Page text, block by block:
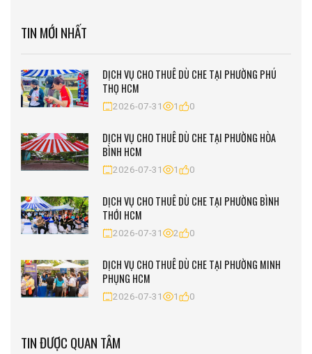
TIN MỚI NHẤT
DỊCH VỤ CHO THUÊ DÙ CHE TẠI PHƯỜNG PHÚ
THỌ HCM
2026-07-31 1 0
DỊCH VỤ CHO THUÊ DÙ CHE TẠI PHƯỜNG HÒA
BÌNH HCM
2026-07-31 1 0
DỊCH VỤ CHO THUÊ DÙ CHE TẠI PHƯỜNG BÌNH
THỚI HCM
2026-07-31 2 0
DỊCH VỤ CHO THUÊ DÙ CHE TẠI PHƯỜNG MINH
PHỤNG HCM
2026-07-31 1 0
TIN ĐƯỢC QUAN TÂM